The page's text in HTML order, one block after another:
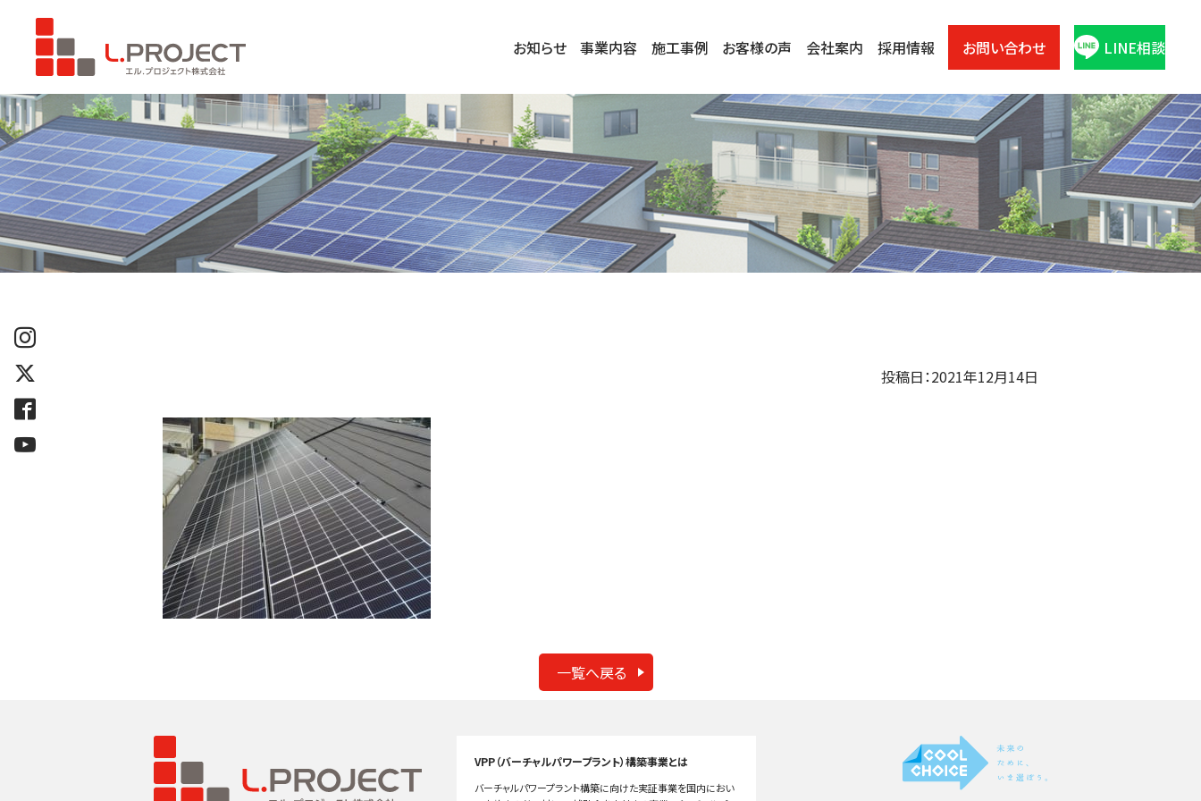
お知らせ 事業内容 施工事例 お客様の声 会社案内 採用情報 お問い合わせ LINE相談
投稿日：2021年12月14日
一覧へ戻る
VPP（バーチャルパワープラント）構築事業とは
バーチャルパワープラント構築に向けた実証事業を国内におい